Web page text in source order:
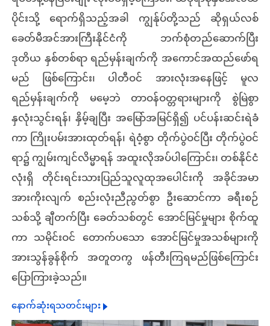
ပိုင်းသို့ ရောက်ရှိသည့်အခါ ကျွန်ုပ်တို့သည် ဆိုရှယ်လစ်
ခေတ်မီအင်အားကြီးနိုင်ငံကို ဘက်စုံတည်ဆောက်ပြီး
ဒုတိယ နှစ်တစ်ရာ ရည်မှန်းချက်ကို အကောင်အထည်ဖော်ရ
မည် ဖြစ်ကြောင်း၊ ပါတီဝင် အားလုံးအနေဖြင့် မူလ
ရည်မှန်းချက်ကို မမေ့ဘဲ တာဝန်ဝတ္တရားများကို စွဲမြဲစွာ
နှလုံးသွင်းရန်၊ နှိမ့်ချပြီး အမြော်အမြင်ရှိ၍ ပင်ပန်းဆင်းရဲခံ
ကာ ကြိုးပမ်းအားထုတ်ရန်၊ ရဲဝံ့စွာ တိုက်ပွဲဝင်ပြီး တိုက်ပွဲဝင်
ရာ၌ ကျွမ်းကျင်လိမ္မာရန် အထူးလိုအပ်ပါကြောင်း၊ တစ်နိုင်ငံ
လုံးရှိ တိုင်းရင်းသားပြည်သူလူထုအပေါင်းကို အခိုင်အမာ
အားကိုးလျက် စည်းလုံးညီညွတ်စွာ ဦးဆောင်ကာ ခရီးစဉ်
သစ်သို့ ချီတက်ပြီး ခေတ်သစ်တွင် အောင်မြင်မှုများ စိုက်ထူ
ကာ သမိုင်းဝင် တောက်ပသော အောင်မြင်မှုအသစ်များကို
အားသွန်ခွန်စိုက် အတူတကွ ဖန်တီးကြရမည်ဖြစ်ကြောင်း
ပြောကြားခဲ့သည်။
နောက်ဆုံးရသတင်းများ